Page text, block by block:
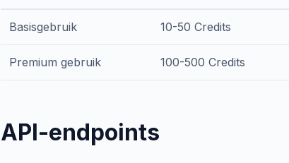
Basisgebruik 10-50 Credits
Premium gebruik 100-500 Credits
API-endpoints